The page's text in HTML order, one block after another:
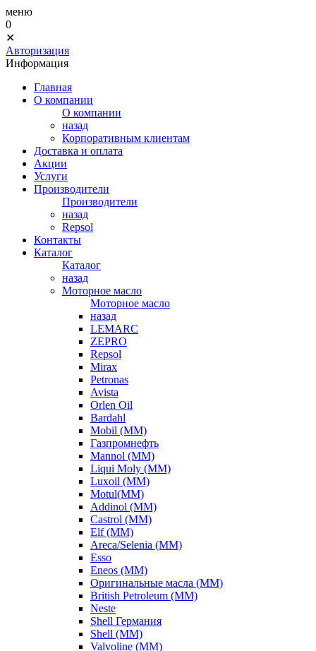
меню
0
✕
Авторизация
Информация
Главная
О компании
О компании
назад
Корпоративным клиентам
Доставка и оплата
Акции
Услуги
Производители
Производители
назад
Repsol
Контакты
Каталог
Каталог
назад
Моторное масло
Моторное масло
назад
LEMARC
ZEPRO
Repsol
Mirax
Petronas
Avista
Orlen Oil
Bardahl
Mobil (ММ)
Газпромнефть
Mannol (ММ)
Liqui Moly (ММ)
Luxoil (ММ)
Motul(ММ)
Addinol (ММ)
Castrol (ММ)
Elf (ММ)
Areca/Selenia (ММ)
Esso
Eneos (ММ)
Оригинальные масла (ММ)
British Petroleum (ММ)
Neste
Shell Германия
Shell (ММ)
Valvoline (ММ)